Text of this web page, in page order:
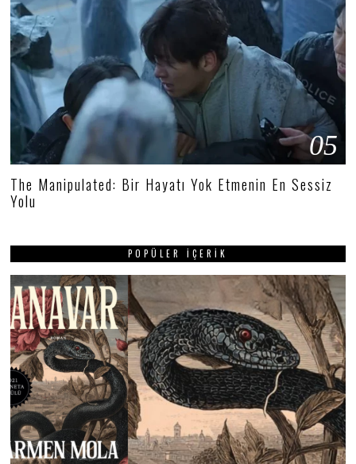
05
The Manipulated: Bir Hayatı Yok Etmenin En Sessiz
Yolu
POPÜLER İÇERIK